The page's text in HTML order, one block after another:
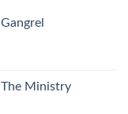
Ministry